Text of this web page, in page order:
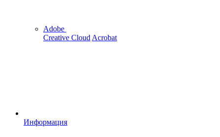
Adobe
Creative Cloud Acrobat
Информация